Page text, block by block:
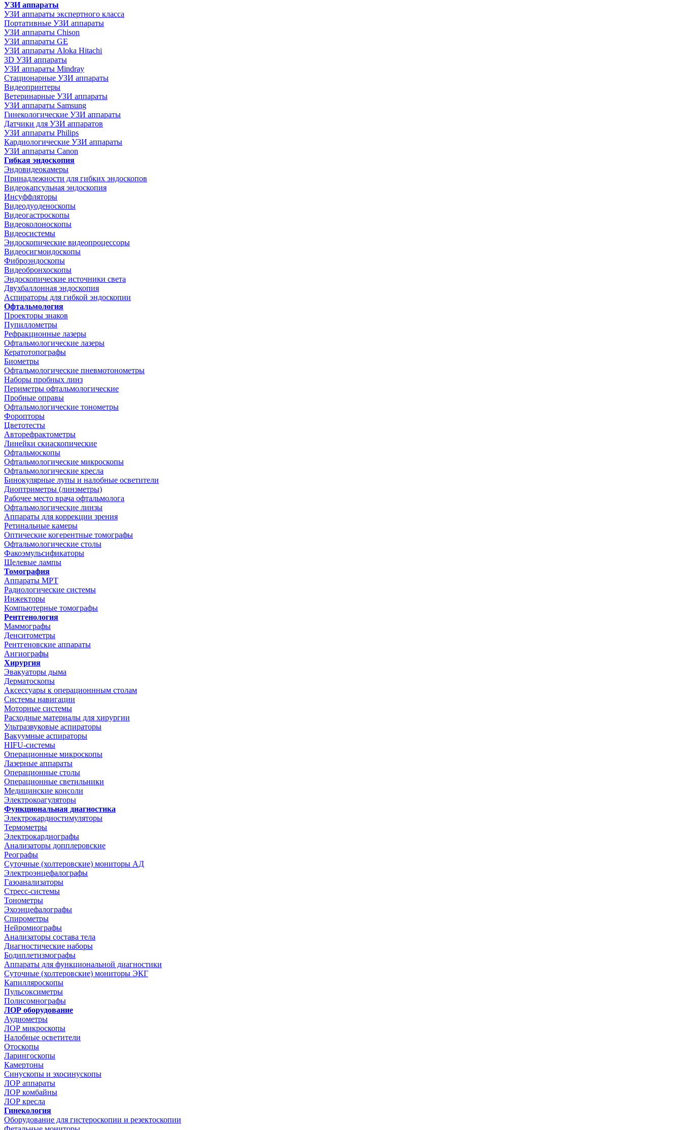
УЗИ аппараты
УЗИ аппараты экспертного класса
Портативные УЗИ аппараты
УЗИ аппараты Chison
УЗИ аппараты GE
УЗИ аппараты Aloka Hitachi
3D УЗИ аппараты
УЗИ аппараты Mindray
Стационарные УЗИ аппараты
Видеопринтеры
Ветеринарные УЗИ аппараты
УЗИ аппараты Samsung
Гинекологические УЗИ аппараты
Датчики для УЗИ аппаратов
УЗИ аппараты Philips
Кардиологические УЗИ аппараты
УЗИ аппараты Canon
Гибкая эндоскопия
Эндовидеокамеры
Принадлежности для гибких эндоскопов
Видеокапсульная эндоскопия
Инсуффляторы
Видеодуоденоскопы
Видеогастроскопы
Видеоколоноскопы
Видеосистемы
Эндоскопические видеопроцессоры
Видеосигмоидоскопы
Фиброэндоскопы
Видеобронхоскопы
Эндоскопические источники света
Двухбаллонная эндоскопия
Аспираторы для гибкой эндоскопии
Офтальмология
Проекторы знаков
Пупиллометры
Рефракционные лазеры
Офтальмологические лазеры
Кератотопографы
Биометры
Офтальмологические пневмотонометры
Наборы пробных линз
Периметры офтальмологические
Пробные оправы
Офтальмологические тонометры
Форопторы
Цветотесты
Авторефрактометры
Линейки скиаскопические
Офтальмоскопы
Офтальмологические микроскопы
Офтальмологические кресла
Бинокулярные лупы и налобные осветители
Диоптриметры (линзметры)
Рабочее место врача офтальмолога
Офтальмологические линзы
Аппараты для коррекции зрения
Ретинальные камеры
Оптические когерентные томографы
Офтальмологические столы
Факоэмульсификаторы
Щелевые лампы
Томография
Аппараты МРТ
Радиологические системы
Инжекторы
Компьютерные томографы
Рентгенология
Маммографы
Денситометры
Рентгеновские аппараты
Ангиографы
Хирургия
Эвакуаторы дыма
Дерматоскопы
Аксессуары к операционнным столам
Системы навигации
Моторные системы
Расходные материалы для хирургии
Ультразвуковые аспираторы
Вакуумные аспираторы
HIFU-системы
Операционные микроскопы
Лазерные аппараты
Операционные столы
Операционные светильники
Медицинские консоли
Электрокоагуляторы
Функциональная диагностика
Электрокардиостимуляторы
Термометры
Электрокардиографы
Анализаторы допплеровские
Реографы
Суточные (холтеровские) мониторы АД
Электроэнцефалографы
Газоанализаторы
Стресс-системы
Тонометры
Эхоэнцефалографы
Спирометры
Нейромиографы
Анализаторы состава тела
Диагностические наборы
Бодиплетизмографы
Аппараты для функциональной диагностики
Суточные (холтеровские) мониторы ЭКГ
Капилляроскопы
Пульсоксиметры
Полисомнографы
ЛОР оборудование
Аудиометры
ЛОР микроскопы
Налобные осветители
Отоскопы
Ларингоскопы
Камертоны
Синускопы и эхосинускопы
ЛОР аппараты
ЛОР комбайны
ЛОР кресла
Гинекология
Оборудование для гистероскопии и резектоскопии